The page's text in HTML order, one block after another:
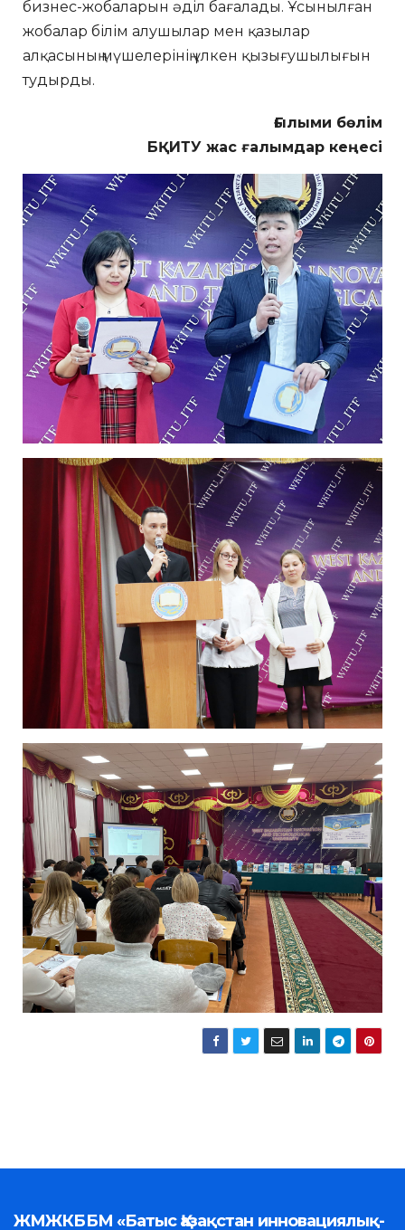
бизнес-жобаларын әділ бағалады. Ұсынылған
жобалар білім алушылар мен қазылар
алқасының мүшелерінің үлкен қызығушылығын
тудырды.
Ғылыми бөлім
БҚИТУ жас ғалымдар кеңесі
ЖМЖКББМ «Батыс Қазақстан инновациялық-